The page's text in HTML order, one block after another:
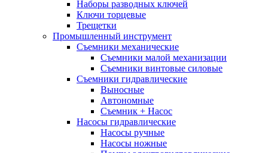
Наборы разводных ключей
Ключи торцевые
Трещетки
Промышленный инструмент
Съемники механические
Съемники малой механизации
Съемники винтовые силовые
Съемники гидравлические
Выносные
Автономные
Съемник + Насос
Насосы гидравлические
Насосы ручные
Насосы ножные